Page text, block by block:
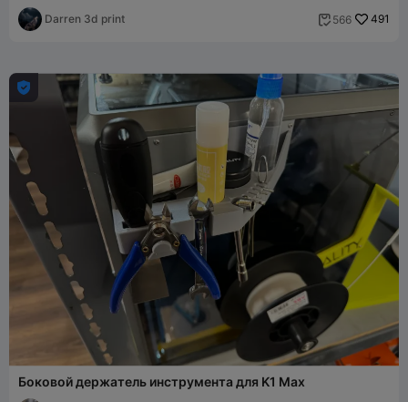
Darren 3d print  566 491

Боковой держатель инструмента для K1 Max